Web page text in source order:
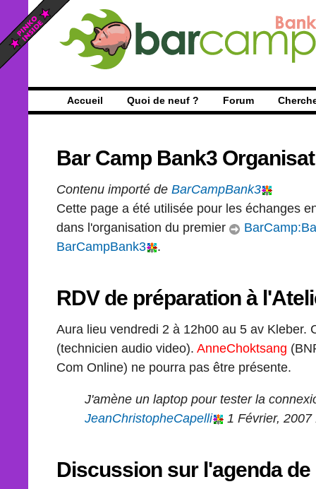
Accueil Quoi de neuf ? Forum
Bar Camp Bank3
Contenu importé de BarCampBank3
Cette page a été utilisée pour les échanges
dans l'organisation du premier
BarCampBank3
.
RDV de préparation à
Aura lieu vendredi 2 à 12h00 au 5 av Kleber.
(technicien audio video). AnneChoktsang
Com Online) ne pourra pas être présente.
J'amène un laptop pour tester la
JeanChristopheCapelli
1 Février,
Discussion sur l'agenda